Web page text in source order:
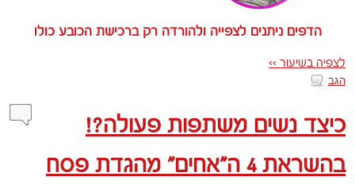
הדפים ניתנים לצפייה ולהורדה רק ברכישת הכובע כולו
לצפיה בשיעור >>
הגב
כיצד נשים משתפות פעולה?!
בהשראת 4 ה”אחים” מהגדת פסח